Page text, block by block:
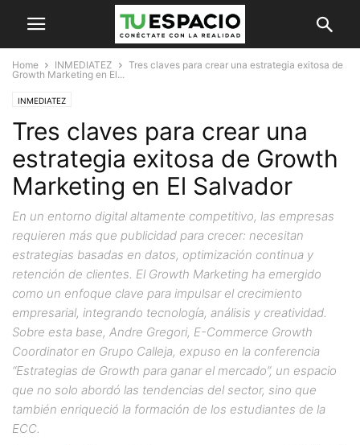
Home INMEDIATEZ
Tres claves para crear una estrategia exitosa de
Growth Marketing en El...
INMEDIATEZ
Tres claves para crear una
estrategia exitosa de Growth
Marketing en El Salvador
En un entorno digital altamente competitivo, las empresas
requieren más que publicidad para crecer: necesitan
estrategias basadas en datos, optimización continua y
retención de clientes. El Growth Marketing ha emergido
como un enfoque clave para impulsar el crecimiento
empresarial, integrando tecnología, análisis y creatividad.
Sobre esta base, Andre Gregori, E-Commerce Growth
Coordinator en Grupo Calleja, expuso en la conferencia
“Estrategias de Growth para ganar el mercado”, un espacio
que no solo abordó las tendencias del sector, sino que
también enriqueció la formación de los estudiantes de la
ECC.